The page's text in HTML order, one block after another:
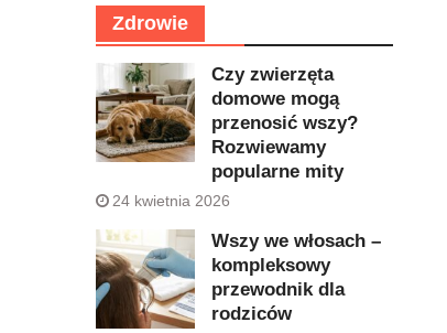
Zdrowie
Czy zwierzęta
domowe mogą
przenosić wszy?
Rozwiewamy
popularne mity
24 kwietnia 2026
Wszy we włosach –
kompleksowy
przewodnik dla
rodziców